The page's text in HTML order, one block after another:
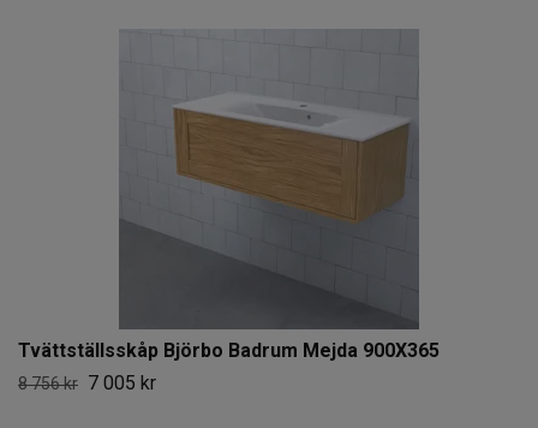
Tvättställsskåp Björbo Badrum Mejda 900X365
8 756 kr 7 005 kr